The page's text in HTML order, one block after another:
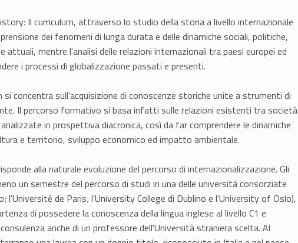
Il curriculum, attraverso lo studio della storia a livello internazionale
dei fenomeni di lunga durata e delle dinamiche sociali, politiche,
attuali, mentre l'analisi delle relazioni internazionali tra paesi europei ed
i processi di globalizzazione passati e presenti.
si concentra sull'acquisizione di conoscenze storiche unite a strumenti di
Il percorso formativo si basa infatti sulle relazioni esistenti tra società
in prospettiva diacronica, così da far comprendere le dinamiche
e territorio, sviluppo economico ed impatto ambientale.
alla naturale evoluzione del percorso di internazionalizzazione. Gli
un semestre del percorso di studi in una delle università consorziate
l'Université de Paris; l'University College di Dublino e l'University of Oslo),
di possedere la conoscenza della lingua inglese al livello C1 e
anche di un professore dell'Università straniera scelta. Al